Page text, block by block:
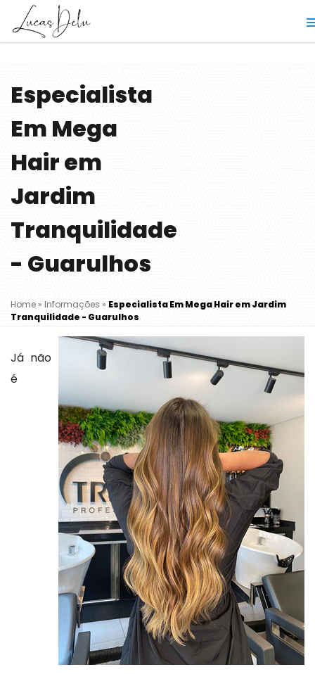
Especialista
Em Mega
Hair em
Jardim
Tranquilidade
- Guarulhos
Home» Informações » Especialista Em Mega Hair em Jardim
Tranquilidade - Guarulhos
Já não
é